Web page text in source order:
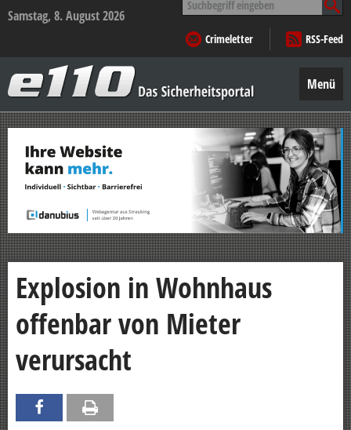
Samstag, 8. August 2026
nach:
Crimeletter
RSS-Feed
–
Das
Sicherheitsportal
Menü
Zum
Inhalt
springen
Explosion in Wohnhaus
offenbar von Mieter
verursacht